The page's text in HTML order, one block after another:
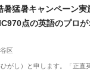
二子玉川駅 英語/基礎英語
暑猛暑キャンペーン
点の英語のプロ
たの英語力を効率的
【残り1枠】
区
がし）と申します。「正